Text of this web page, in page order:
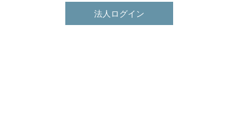
法人ログイン